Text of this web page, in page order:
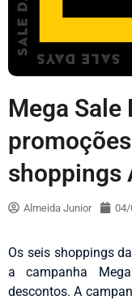
Mega Sale
shoppings
Almeida Junior 04/
Os seis shoppings
a campanha
descontos. A